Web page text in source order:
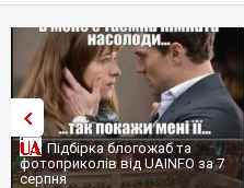
Підбірка блогожаб та
фотоприколів від UAINFO за 7
серпня